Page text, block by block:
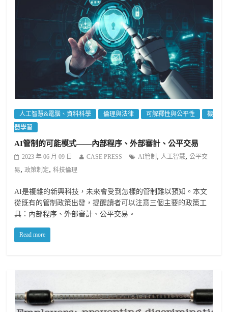
人工智慧&電腦、資料科學 倫理與法律 可解釋性與公平性
機
器學習
AI管制的可能模式——內部程序、外部審計、公平交易
2023 年 06 月 09 日 CASE PRESS AI管制 , 人工智慧,公平交
易,政策制定,科技倫理
AI是複雜的新興科技，未來會受到怎樣的管制難以預知。本文
從既有的管制政策出發，提醒讀者可以注意三個主要的政策工
具：內部程序、外部審計、公平交易。
Read more